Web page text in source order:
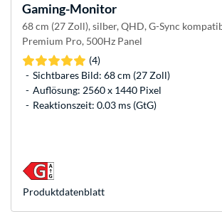
Gaming-Monitor
68 cm (27 Zoll), silber, QHD, G-Sync
Premium Pro, 500Hz Panel
(4)
Sichtbares Bild: 68 cm (27 Zoll)
Auflösung: 2560 x 1440 Pixel
Reaktionszeit: 0.03 ms (GtG)
Produkt­datenblatt